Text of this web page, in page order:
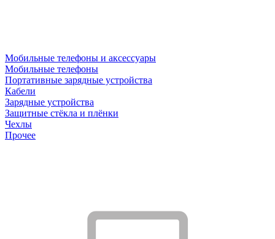
Мобильные телефоны и аксессуары
Мобильные телефоны
Портативные зарядные устройства
Кабели
Зарядные устройства
Защитные стёкла и плёнки
Чехлы
Прочее